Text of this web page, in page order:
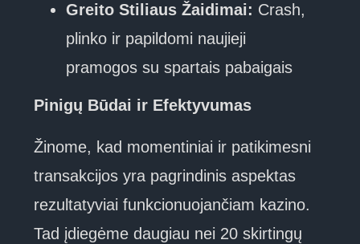
Greito Stiliaus Žaidimai: Crash,
plinko ir papildomi naujieji
pramogos su spartais pabaigais
Pinigų Būdai ir Efektyvumas
Žinome, kad momentiniai ir patikimesni
transakcijos yra pagrindinis aspektas
rezultatyviai funkcionuojančiam kazino.
Tad įdiegėme daugiau nei 20 skirtingų